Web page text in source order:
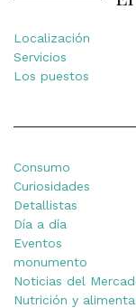
Localización
Servicios
Los puestos
Consumo
Curiosidades
Detallistas
Día a día
Eventos
monumento
Noticias del
Nutrición y